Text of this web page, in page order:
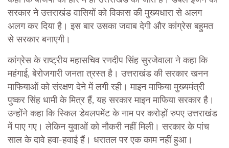
सरकार ने उत्तराखंड वासियों को विकास की मुख्यधारा से अलग
अलग कर दिया है। इस बार उसका जवाब देगी और कांग्रेस बहुमत
से सरकार बनाएगी।
कांग्रेस के राष्ट्रीय महासचिव रणदीप सिंह सुरजेवाला ने कहा कि
महंगाई, बेरोजगारी जनता त्रस्त है। उत्तराखंड की सरकार खनन
माफियाओं को संरक्षण देने में लगी रही। माइन माफिया मुख्यमंत्री
पुष्कर सिंह धामी के मित्र हैं, यह सरकार माइन माफिया सरकार है।
उन्होंने कहा कि स्किल डेवलपमेंट के नाम पर करोड़ों रुपए उत्तराखंड
में पाए गए। लेकिन युवाओं को नौकरी नहीं मिली। सरकार के पांच
साल के दावे हवा-हवाई हैं। धरातल पर एक काम नहीं हुआ।